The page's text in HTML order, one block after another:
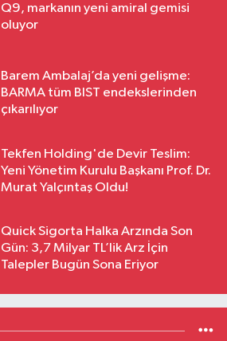
Q9, markanın yeni amiral gemisi
oluyor
Barem Ambalaj’da yeni gelişme:
BARMA tüm BIST endekslerinden
çıkarılıyor
Tekfen Holding'de Devir Teslim:
Yeni Yönetim Kurulu Başkanı Prof. Dr.
Murat Yalçıntaş Oldu!
Quick Sigorta Halka Arzında Son
Gün: 3,7 Milyar TL’lik Arz İçin
Talepler Bugün Sona Eriyor